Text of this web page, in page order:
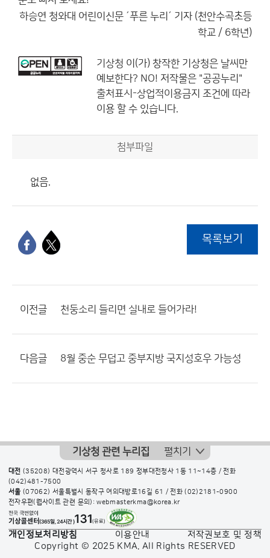
하승연 청와대 어린이신문 ´푸른 누리´ 기자 (천안수곡초등
학교 / 6학년)
기상청 이(가) 창작한 기상청은 날씨만
예보한다? NO! 저작물은 "공공누리"
출처표시-상업적이용금지 조건에 따라
이용 할 수 있습니다.
첨부파일
없음.
목록보기
이전글 천둥소리 들리면 실내로 들어가라!
다음글 8월 중순 무덥고 중부지방 국지성호우 가능성
기상청 관련 누리집 펼치기
대전 (35208) 대전광역시 서구 청사로 189 정부대전청사 1동 11~14층 / 전화
(042)481-7500
서울 (07062) 서울특별시 동작구 여의대방로16길 61 / 전화(02)2181-0900
전자우편(웹사이트 관련 문의): webmasterkma@korea.kr
개인정보처리방침 이용안내
저작권보호 및 정책
Copyright © 2025 KMA. All Rights RESERVED